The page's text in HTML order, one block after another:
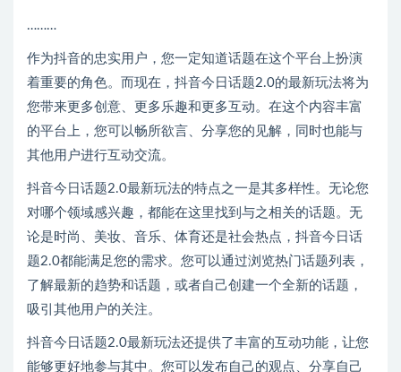
………
作为抖音的忠实用户，您一定知道话题在这个平台上扮演
着重要的角色。而现在，抖音今日话题2.0的最新玩法将为
您带来更多创意、更多乐趣和更多互动。在这个内容丰富
的平台上，您可以畅所欲言、分享您的见解，同时也能与
其他用户进行互动交流。
抖音今日话题2.0最新玩法的特点之一是其多样性。无论您
对哪个领域感兴趣，都能在这里找到与之相关的话题。无
论是时尚、美妆、音乐、体育还是社会热点，抖音今日话
题2.0都能满足您的需求。您可以通过浏览热门话题列表，
了解最新的趋势和话题，或者自己创建一个全新的话题，
吸引其他用户的关注。
抖音今日话题2.0最新玩法还提供了丰富的互动功能，让您
能够更好地参与其中。您可以发布自己的观点、分享自己